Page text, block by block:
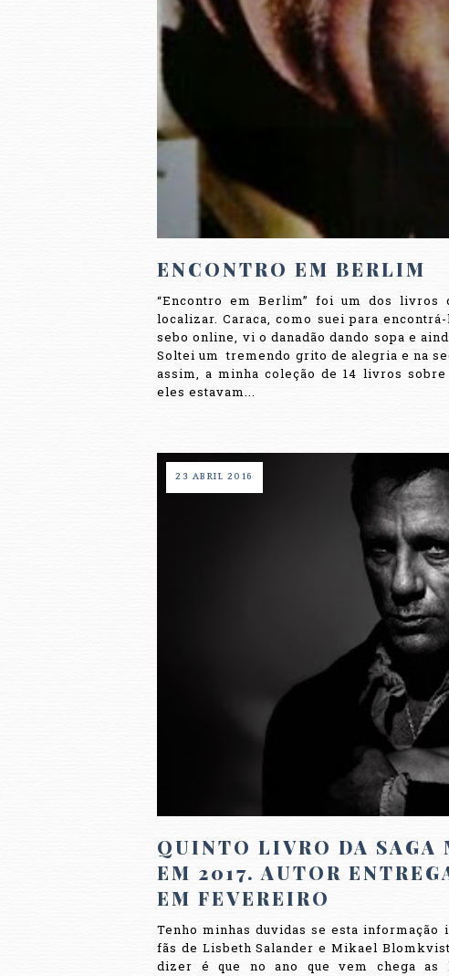
ENCONTRO EM BERLIM
“Encontro em Berlim” foi um dos
localizar. Caraca, como suei para
sebo online, vi o danadão dando sopa e
Soltei um tremendo grito de alegria e na
assim, a minha coleção de 14 livros
eles estavam...
23 ABRIL 2016
QUINTO LIVRO DA SAGA
EM 2017. AUTOR
EM FEVEREIRO
Tenho minhas duvidas se esta informação
fãs de Lisbeth Salander e Mikael
dizer é que no ano que vem chega